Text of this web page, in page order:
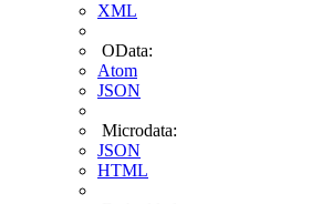
XML
OData:
Atom
JSON
Microdata:
JSON
HTML